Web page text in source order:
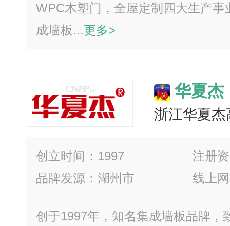
WPC木塑门，全屋定制四大生产
成墙板...更多>
华夏杰
浙江华夏
创立时间：1997
注册
品牌发源：湖州市
线上
创于1997年，知名集成墙板品牌，